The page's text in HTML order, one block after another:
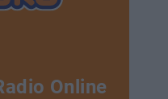
Online